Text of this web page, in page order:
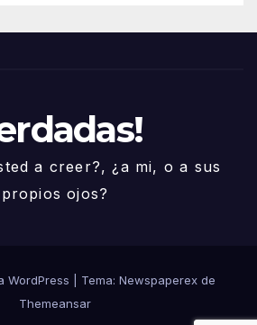
a creer?, ¿a mi, o a sus
propios ojos?
WordPress
Tema: Newspaperex de
Themeansar